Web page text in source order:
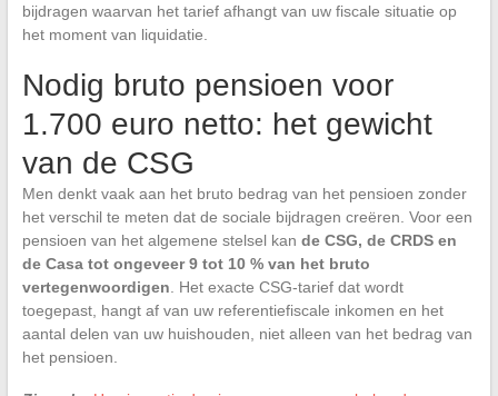
bijdragen waarvan het tarief afhangt van uw fiscale situatie op
het moment van liquidatie.
Nodig bruto pensioen voor
1.700 euro netto: het gewicht
van de CSG
Men denkt vaak aan het bruto bedrag van het pensioen zonder
het verschil te meten dat de sociale bijdragen creëren. Voor een
pensioen van het algemene stelsel kan de CSG, de CRDS en
de Casa tot ongeveer 9 tot 10 % van het bruto
vertegenwoordigen . Het exacte CSG-tarief dat wordt
toegepast, hangt af van uw referentiefiscale inkomen en het
aantal delen van uw huishouden, niet alleen van het bedrag van
het pensioen.